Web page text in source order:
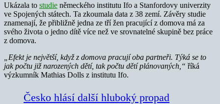
Ukázala to studie německého institutu Ifo a Stanfordovy univerzity
ve Spojených státech. Ta zkoumala data z 38 zemí. Závěry studie
znamenají, že přibližně jedna ze tří žen pracující z domova má za
svého života o jedno dítě více než ve srovnatelné skupině bez práce
z domova.
„Efekt je největší, když z domova pracují oba partneři. Týká se to
jak počtu již narozených dětí, tak počtu dětí plánovaných,“ říká
výzkumník Mathias Dolls z institutu Ifo.
Česko hlásí další hluboký propad